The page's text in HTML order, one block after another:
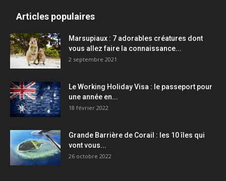
Articles populaires
Marsupiaux : 7 adorables créatures dont
vous allez faire la connaissance...
2 septembre 2021
Le Working Holiday Visa : le passeport pour
une année en...
18 février 2022
Grande Barrière de Corail : les 10 îles qui
vont vous...
26 octobre 2022